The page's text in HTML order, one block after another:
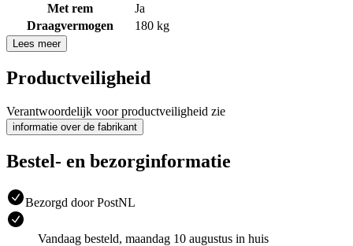
Met rem
Ja
Draagvermogen
180 kg
Lees meer
Productveiligheid
Verantwoordelijk voor productveiligheid zie
informatie over de fabrikant
Bestel- en bezorginformatie
Bezorgd door PostNL
Vandaag besteld, maandag 10 augustus in huis